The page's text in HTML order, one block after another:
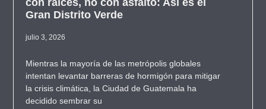
Gran Distrito Verde
julio 3, 2026
Mientras la mayoría de las metrópolis globales
intentan levantar barreras de hormigón para mitigar
la crisis climática, la Ciudad de Guatemala ha
decidido sembrar su